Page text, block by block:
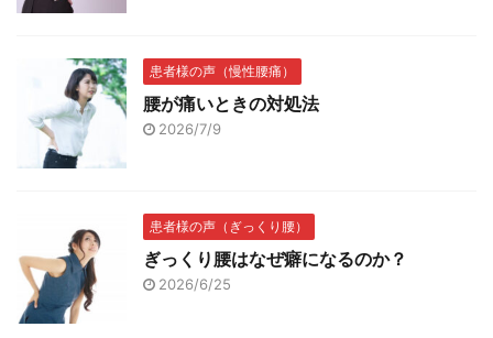
患者様の声（慢性腰痛）
腰が痛いときの対処法
2026/7/9
患者様の声（ぎっくり腰）
ぎっくり腰はなぜ癖になるのか？
2026/6/25